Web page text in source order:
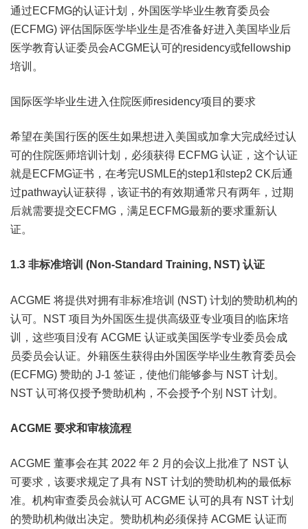
通过ECFMG的认证计划，外国医学毕业生教育委员会
(ECFMG) 评估国际医学毕业生是否准备好进入美国毕业后
医学教育认证委员会ACGME认可的residency或fellowship
培训。
国际医学毕业生进入住院医师residency项目的要求
希望在美国行医的医生如果想进入美国或加拿大完成经过认
可的住院医师培训计划，必须获得 ECFMG 认证，这个认证
就是ECFMG证书，在考完USMLE的step1和step2 CK后通
过pathway认证获得，该证书的有效期通常只有两年，过期
后就需要提交ECFMG，满足ECFMG最新的要求重新认
证。
1.3 非标准培训 (Non-Standard Training, NST) 认证
ACGME 将提供对拥有非标准培训 (NST) 计划的赞助机构的
认可。NST 项目为外国医生提供高级亚专业项目的临床培
训，这些项目没有 ACGME 认证或美国医学专业委员会成
员委员会认证。外籍医生获得由外国医学毕业生教育委员会
(ECFMG) 赞助的 J-1 签证，使他们能够参与 NST 计划。
NST 认可将仅授予赞助机构，不会授予个别 NST 计划。
ACGME 要求和审核流程
ACGME 董事会在其 2022 年 2 月的会议上批准了 NST 认
可要求，该要求规定了具有 NST 计划的赞助机构的最低标
准。机构审查委员会就认可 ACGME 认可的具有 NST 计划
的赞助机构做出决定。赞助机构必须保持 ACGME 认证而